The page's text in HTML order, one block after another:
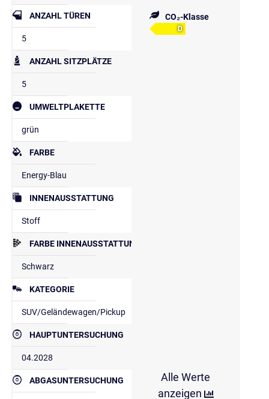
ANZAHL TÜREN
5
ANZAHL SITZPLÄTZE
5
UMWELTPLAKETTE
grün
FARBE
Energy-Blau
INNENAUSSTATTUNG
Stoff
FARBE INNENAUSSTATTUNG
Schwarz
KATEGORIE
SUV/Geländewagen/Pickup
HAUPTUNTERSUCHUNG
04.2028
ABGASUNTERSUCHUNG
CO₂-Klasse
D
Alle Werte
anzeigen